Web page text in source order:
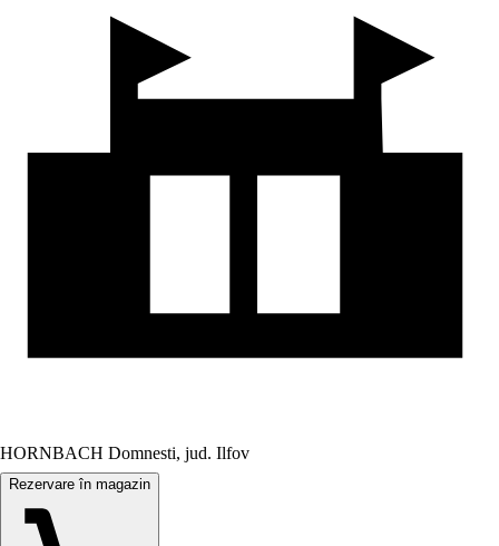
HORNBACH Domnesti, jud. Ilfov
Rezervare în magazin